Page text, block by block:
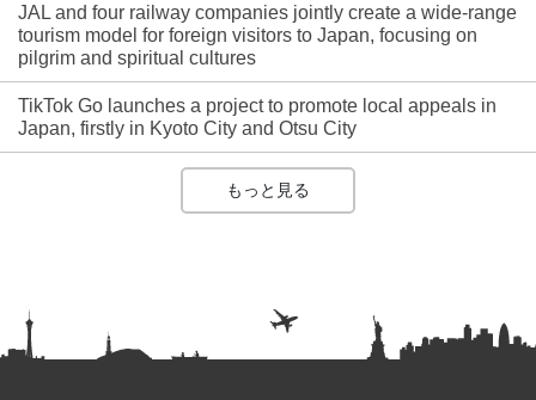
JAL and four railway companies jointly create a wide-range
tourism model for foreign visitors to Japan, focusing on
pilgrim and spiritual cultures
TikTok Go launches a project to promote local appeals in
Japan, firstly in Kyoto City and Otsu City
もっと見る